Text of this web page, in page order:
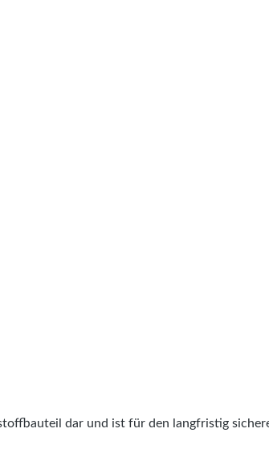
dar und ist für den langfristig